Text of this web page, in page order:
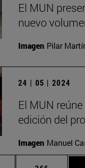
El MUN
nuevo
Imagen Pilar
24 | 05 | 2024
El MUN
edición del
Imagen Manuel